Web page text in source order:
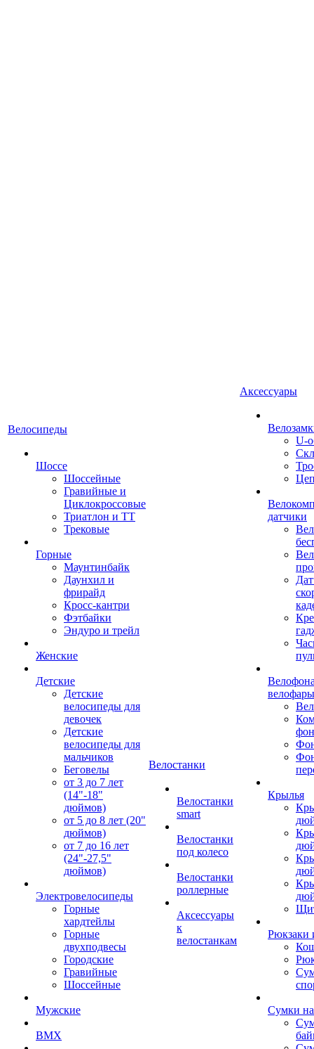
Велосипеды
Шоссе
Шоссейные
Гравийные и
Циклокроссовые
Триатлон и ТТ
Трековые
Горные
Маунтинбайк
Даунхил и
фрирайд
Кросс-кантри
Фэтбайки
Эндуро и трейл
Женские
Детские
Детские
велосипеды для
девочек
Детские
велосипеды для
мальчиков
Беговелы
от 3 до 7 лет
(14"-18"
дюймов)
от 5 до 8 лет (20"
дюймов)
от 7 до 16 лет
(24"-27,5"
дюймов)
Электровелосипеды
Горные
хардтейлы
Горные
двухподвесы
Городские
Гравийные
Шоссейные
Мужские
BMX
Велостанки
Велостанки
smart
Велостанки
под колесо
Велостанки
роллерные
Аксессуары
к
велостанкам
Аксессуары
U-
датчики
велофары
Крылья
Рюкзаки
Сумки